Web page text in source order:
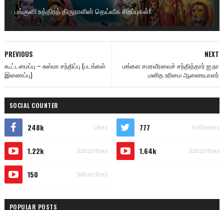
பங்குனி உத்திரத் திருநாளின் தெய்வீக சிறப்புகள்!
NEXT
மங்கள சமரவீரவைச் சந்தித்தார் ஐ.நா
மனித உரிமை ஆணையாளர்
PREVIOUS
கூட்டமைப்பு – சுஸ்மா சந்திப்பு (படங்கள்
இணைப்பு)
SOCIAL COUNTER
248k Likes 777 Followers
1.22k Subscribes 1.64k Subscribes
150 Subscribes
POPULAR POSTS